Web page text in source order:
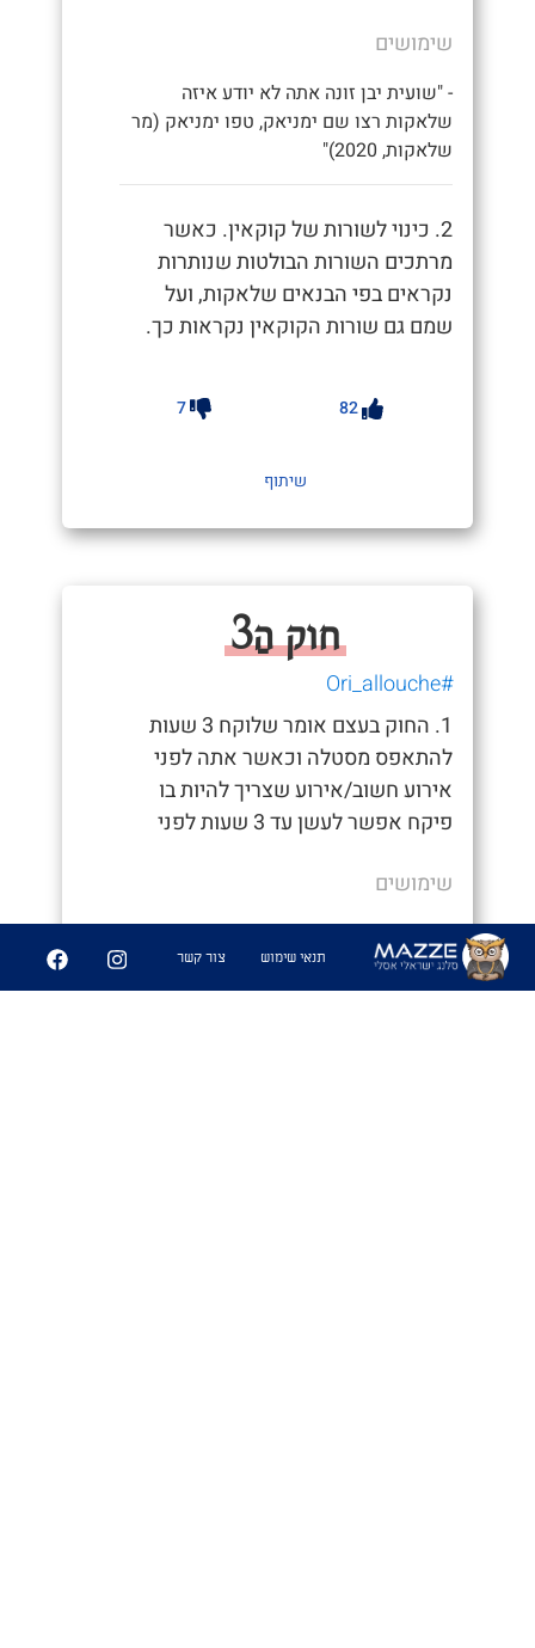
שימושים
- "שועית יבן זונה אתה לא יודע איזה
שלאקות רצו שם ימניאק, טפו ימניאק (מר
שלאקות, 2020)"
2. כינוי לשורות של קוקאין. כאשר
מרתכים השורות הבולטות שנותרות
נקראים בפי הבנאים שלאקות, ועל
שמם גם שורות הקוקאין נקראות כך.
82
7
שיתוף
חוק הַ3
#Ori_allouche
1. החוק בעצם אומר שלוקח 3 שעות
להתאפס מסטלה וכאשר אתה לפני
אירוע חשוב/אירוע שצריך להיות בו
פיקח אפשר לעשן עד 3 שעות לפני
שימושים
- "אורי בוא שב עושים צהריים שאכט"
תנאי שימוש צור קשר